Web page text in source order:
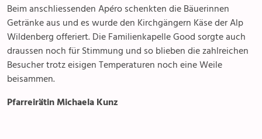
Beim anschliessenden Apéro schenkten die Bäuerinnen
Getränke aus und es wurde den Kirchgängern Käse der Alp
Wildenberg offeriert. Die Familienkapelle Good sorgte auch
draussen noch für Stimmung und so blieben die zahlreichen
Besucher trotz eisigen Temperaturen noch eine Weile
beisammen.
Pfarreirätin Michaela Kunz